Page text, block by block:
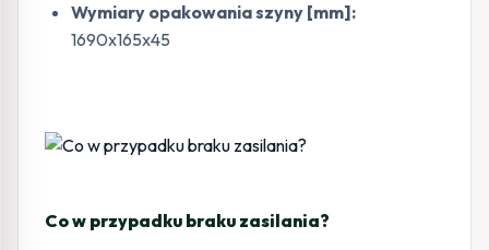
Wymiary opakowania szyny [mm]:
1690x165x45
Co w przypadku braku zasilania?